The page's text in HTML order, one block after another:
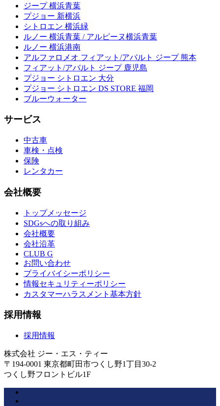
ジープ 横浜青葉
プジョー 新横浜
シトロエン 横浜緑
ルノー 横浜青葉 / アルピーヌ横浜青葉
ルノー 横浜港南
アルファロメオ フィアット/アバルト ジープ 熊本
フィアット/アバルト ジープ 鹿児島
プジョー シトロエン 大分
プジョー シトロエン DS STORE 福岡
ブルーウォーター
サービス
中古車
車検・点検
保険
レンタカー
会社概要
トップメッセージ
SDGsへの取り組み
会社概要
会社沿革
CLUB G
お問い合わせ
プライバイシーポリシー
情報セキュリティーポリシー
カスタマーハラスメント基本方針
採用情報
採用情報
株式会社 ジー・エス・ティー
〒194-0001 東京都町田市つくし野1丁目30-2
つくし野フロントビル1F